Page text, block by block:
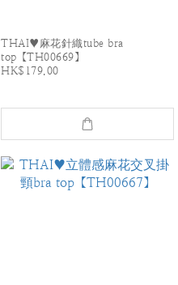
THAI♥麻花針織tube bra
top【TH00669】
HK$179.00